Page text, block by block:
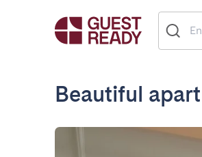
Beautiful